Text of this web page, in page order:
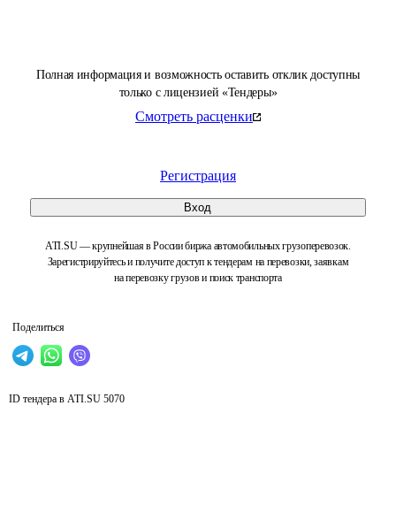
Полная информация и возможность оставить отклик доступны
только с лицензией «Тендеры»
Смотреть расценки
Регистрация
Вход
ATI.SU — крупнейшая в России биржа автомобильных грузоперевозок.
Зарегистрируйтесь и получите доступ к тендерам на перевозки, заявкам
на перевозку грузов и поиск транспорта
Поделиться
ID тендера в ATI.SU 5070